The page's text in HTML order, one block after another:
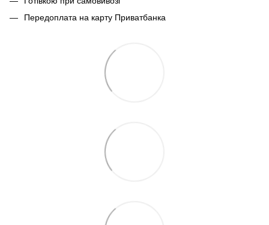
Передоплата на карту Приватбанка